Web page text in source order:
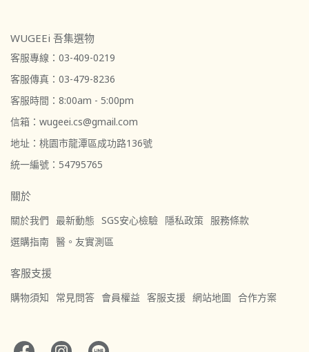
WUGEEi 吾集選物
客服專線：03-409-0219
客服傳真：03-479-8236
客服時間：8:00am - 5:00pm
信箱：wugeei.cs@gmail.com
地址：桃園市龍潭區成功路136號
統一編號：54795765
關於
關於我們 最新動態 SGS安心檢驗 隱私政策 服務條款
選購指南 醫。友實測區
客服支援
購物須知 常見問答 會員權益 客服支援 網站地圖 合作方案